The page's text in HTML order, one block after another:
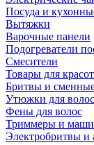
Посуда и
Вытяжки
Варочные панели
Подогреватели
Смесители
Товары для
Бритвы и
Утюжки для волос
Фены для волос
Триммеры и
Электробритвы и